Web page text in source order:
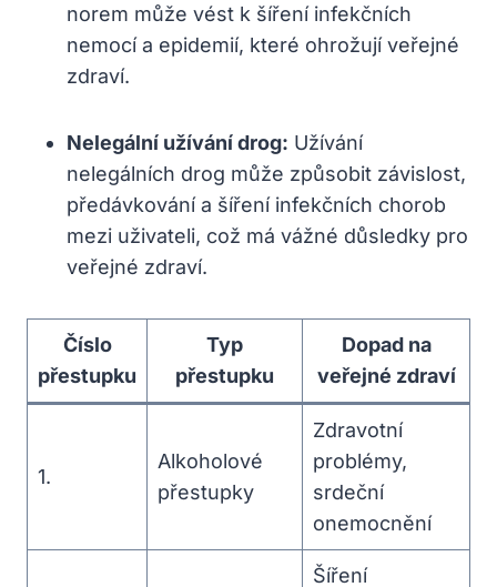
norem může vést k šíření infekčních
nemocí a epidemií, které ohrožují veřejné
zdraví.
Nelegální užívání drog: Užívání
nelegálních drog může způsobit závislost,
předávkování a šíření infekčních chorob
mezi uživateli, což má vážné důsledky pro
veřejné zdraví.
Číslo
přestupku
Typ
přestupku
Dopad na
veřejné zdraví
1.
Alkoholové
přestupky
Zdravotní
problémy,
srdeční
onemocnění
Šíření